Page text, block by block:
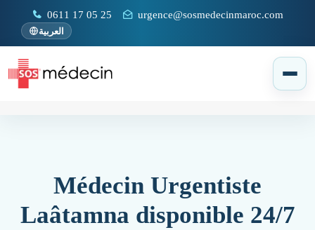
0611 17 05 25 urgence@sosmedecinmaroc.com
العربية
Médecin Urgentiste
Laâtamna disponible 24/7